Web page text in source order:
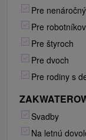
Pre
Pre robotníkov
Pre štyroch
Pre dvoch
Pre rodiny s
Svadby
Na letnú